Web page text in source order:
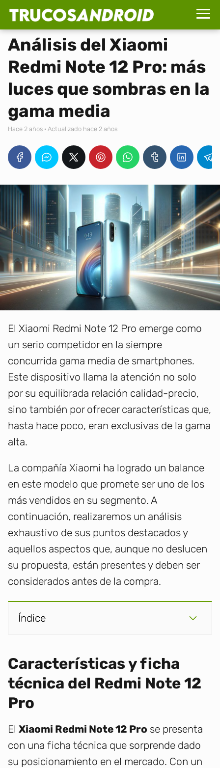
Análisis del Xiaomi
Redmi Note 12 Pro: más
luces que sombras en la
gama media
hace 2 años · Actualizado hace 2 años
El Xiaomi Redmi Note 12 Pro emerge como
un serio competidor en la siempre
concurrida gama media de smartphones.
Este dispositivo llama la atención no solo
por su equilibrada relación calidad-precio,
sino también por ofrecer características que,
hasta hace poco, eran exclusivas de la gama
alta.
La compañía Xiaomi ha logrado un balance
en este modelo que promete ser uno de los
más vendidos en su segmento. A
continuación, realizaremos un análisis
exhaustivo de sus puntos destacados y
aquellos aspectos que, aunque no deslucen
su propuesta, están presentes y deben ser
considerados antes de la compra.
Índice
Características y ficha
técnica del Redmi Note 12
Pro
El Xiaomi Redmi Note 12 Pro se presenta
con una ficha técnica que sorprende dado
su posicionamiento en el mercado. Con un